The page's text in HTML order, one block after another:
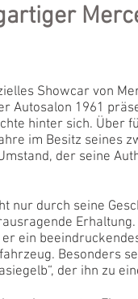
Showcar von
Autosalon 1961
hinter sich. Über
im Besitz seines
der seine
nur durch seine
er ein
Besonders
der ihn zu